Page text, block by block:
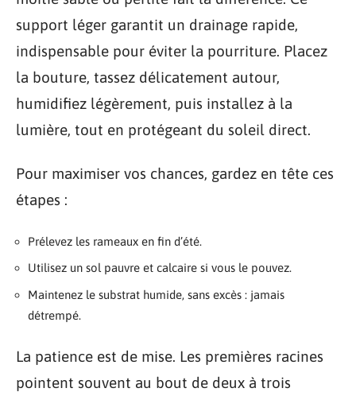
support léger garantit un drainage rapide,
indispensable pour éviter la pourriture. Placez
la bouture, tassez délicatement autour,
humidifiez légèrement, puis installez à la
lumière, tout en protégeant du soleil direct.
Pour maximiser vos chances, gardez en tête ces
étapes :
Prélevez les rameaux en fin d’été.
Utilisez un sol pauvre et calcaire si vous le pouvez.
Maintenez le substrat humide, sans excès : jamais
détrempé.
La patience est de mise. Les premières racines
pointent souvent au bout de deux à trois